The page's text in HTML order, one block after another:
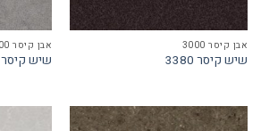
אבן קיסר 3000
שיש קיסר 3380
אבן קיסר 4000
שיש קיסר 4030